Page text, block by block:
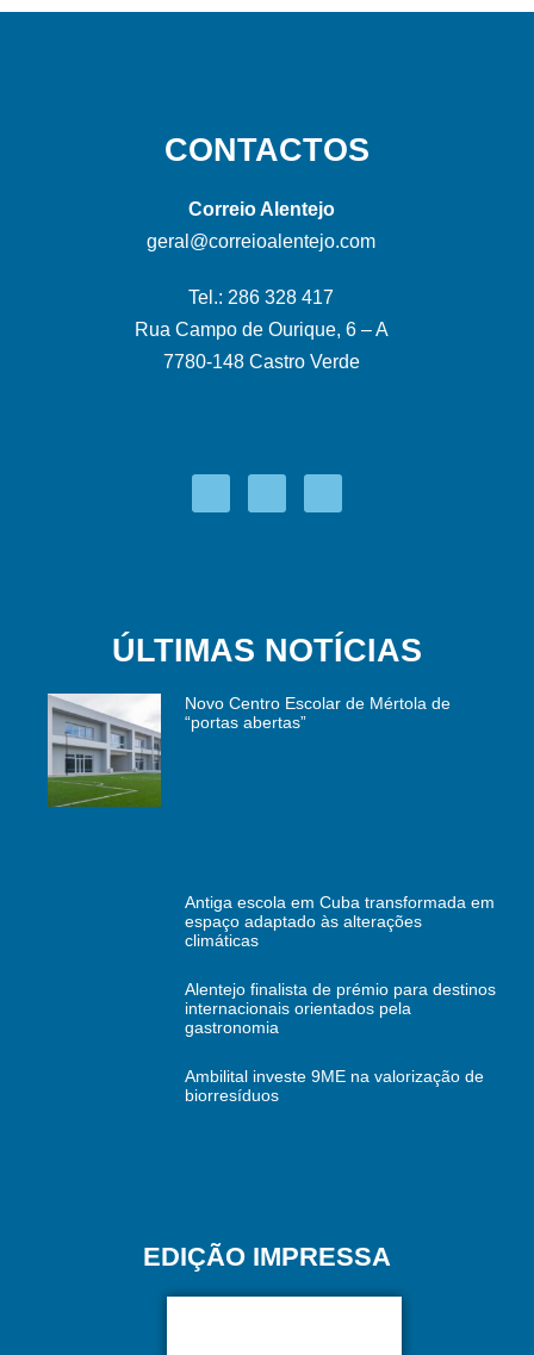
CONTACTOS
Correio Alentejo
geral@correioalentejo.com
Tel.: 286 328 417
Rua Campo de Ourique, 6 – A
7780-148 Castro Verde
ÚLTIMAS NOTÍCIAS
Novo Centro Escolar de Mértola de
“portas abertas”
Antiga escola em Cuba transformada em
espaço adaptado às alterações
climáticas
Alentejo finalista de prémio para destinos
internacionais orientados pela
gastronomia
Ambilital investe 9ME na valorização de
biorresíduos
EDIÇÃO IMPRESSA